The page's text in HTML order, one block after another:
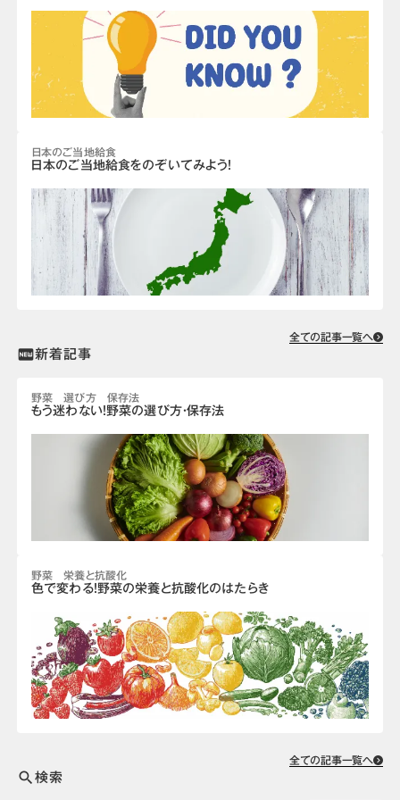
日本のご当地給食
日本のご当地給食をのぞいてみよう！
全ての記事一覧へ
fiber_new新着記事
野菜 選び方 保存法
もう迷わない！野菜の選び方・保存法
野菜 栄養と抗酸化
色で変わる！野菜の栄養と抗酸化のはたらき
全ての記事一覧へ
search検索